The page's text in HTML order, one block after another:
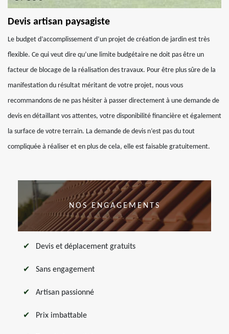
Devis artisan paysagiste
Le budget d’accomplissement d’un projet de création de jardin est très
flexible. Ce qui veut dire qu’une limite budgétaire ne doit pas être un
facteur de blocage de la réalisation des travaux. Pour être plus sûre de la
manifestation du résultat méritant de votre projet, nous vous
recommandons de ne pas hésiter à passer directement à une demande de
devis en détaillant vos attentes, votre disponibilité financière et également
la surface de votre terrain. La demande de devis n’est pas du tout
compliquée à réaliser et en plus de cela, elle est faisable gratuitement.
NOS ENGAGEMENTS
Devis et déplacement gratuits
Sans engagement
Artisan passionné
Prix imbattable